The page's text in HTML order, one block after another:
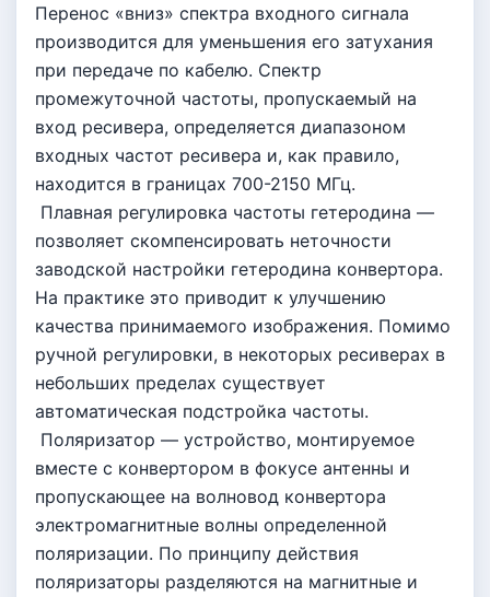
Перенос «вниз» спектра входного сигнала
производится для уменьшения его затухания
при передаче по кабелю. Спектр
промежуточной частоты, пропускаемый на
вход ресивера, определяется диапазоном
входных частот ресивера и, как правило,
находится в границах 700-2150 МГц.
Плавная регулировка частоты гетеродина —
позволяет скомпенсировать неточности
заводской настройки гетеродина конвертора.
На практике это приводит к улучшению
качества принимаемого изображения. Помимо
ручной регулировки, в некоторых ресиверах в
небольших пределах существует
автоматическая подстройка частоты.
Поляризатор — устройство, монтируемое
вместе с конвертором в фокусе антенны и
пропускающее на волновод конвертора
электромагнитные волны определенной
поляризации. По принципу действия
поляризаторы разделяются на магнитные и